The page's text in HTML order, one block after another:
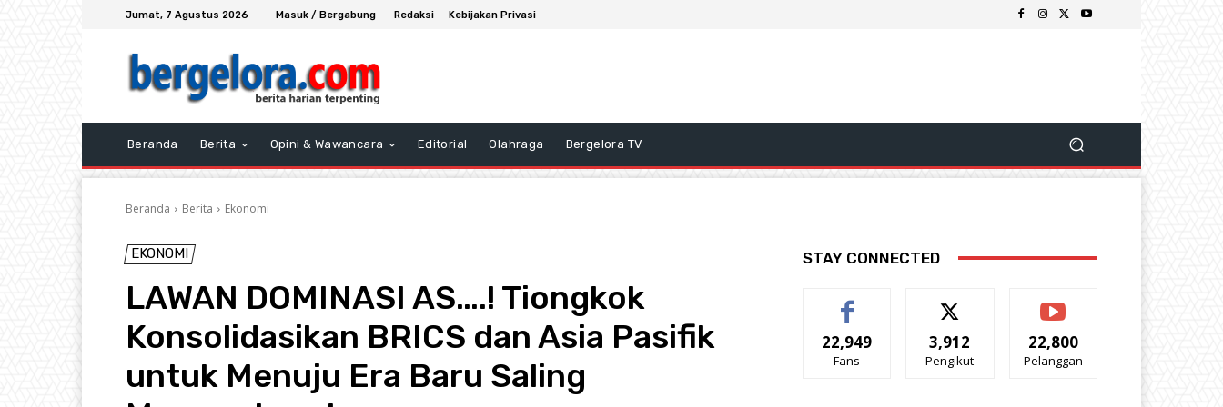
Jumat, 7 Agustus 2026 Masuk / Bergabung Redaksi Kebijakan Privasi
Beranda Berita Opini & Wawancara Editorial Olahraga Bergelora TV
Beranda Berita Ekonomi
EKONOMI
LAWAN DOMINASI AS….! Tiongkok
Konsolidasikan BRICS dan Asia Pasifik
untuk Menuju Era Baru Saling
STAY CONNECTED
22,949
Fans
3,912
Pengikut
22,800
Pelanggan